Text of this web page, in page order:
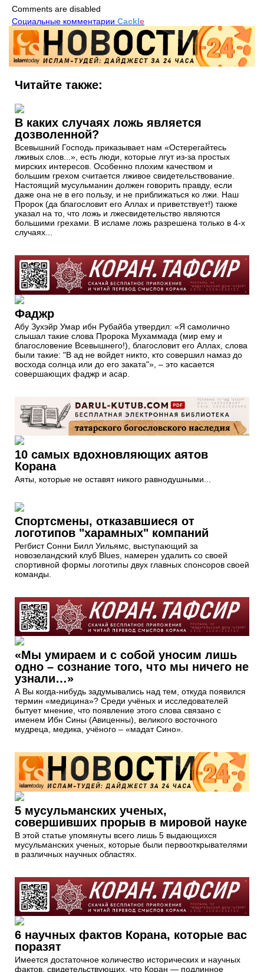
Comments are disabled
Социальные комментарии Cackle
Читайте также:
В каких случаях ложь является
дозволенной?
Всевышний Господь приказывает нам «Остерегайтесь
лживых слов...», есть люди, которые лгут из-за простых
мирских интересов. Особенно плохим качеством и
большим грехом считается лживое свидетельствование.
Настоящий мусульманин должен говорить правду, если
даже она не в его пользу, и не приближаться ко лжи. Наш
Пророк (да благословит его Аллах и приветствует!) также
указал на то, что ложь и лжесвидетельство являются
большими грехами. В исламе ложь разрешена только в 4-х
случаях...
Фаджр
Абу Зухэйр Умар ибн Рубайба утвердил: «Я самолично
слышал такие слова Пророка Мухаммада (мир ему и
благословение Всевышнего!), благословит его Аллах, слова
были такие: "В ад не войдет никто, кто совершил намаз до
восхода солнца или до его заката"», – это касается
совершающих фаджр и асар.
10 самых вдохновляющих аятов
Корана
Аяты, которые не оставят никого равнодушными...
Спортсмены, отказавшиеся от
логотипов "харамных" компаний
Регбист Сонни Билл Уильямс, выступающий за
новозеландский клуб Blues, намерен удалить со своей
спортивной формы логотипы двух главных спонсоров своей
команды.
«Мы умираем и с собой уносим лишь
одно – сознание того, что мы ничего не
узнали…»
А Вы когда-нибудь задумывались над тем, откуда появился
термин «медицина»? Среди учёных и исследователей
бытует мнение, что появление этого слова связано с
именем Ибн Сины (Авиценны), великого восточного
мудреца, медика, учёного – «мадат Сино».
5 мусульманских ученых,
совершивших прорыв в мировой науке
В этой статье упомянуты всего лишь 5 выдающихся
мусульманских ученых, которые были первооткрывателями
в различных научных областях.
6 научных фактов Корана, которые вас
поразят
Имеется достаточное количество исторических и научных
фактов, свидетельствующих, что Коран — подлинное